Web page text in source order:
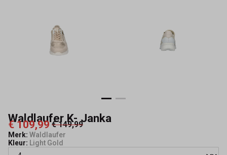
Schoenmode
Waldlaufer K- Janka
€ 109,99 € 149,99
Merk: Waldlaufer
Kleur: Light Gold